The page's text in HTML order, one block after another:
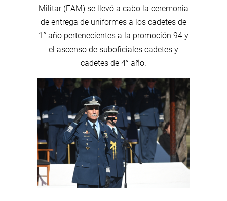
Militar (EAM) se llevó a cabo la ceremonia
de entrega de uniformes a los cadetes de
1° año pertenecientes a la promoción 94 y
el ascenso de suboficiales cadetes y
cadetes de 4° año.